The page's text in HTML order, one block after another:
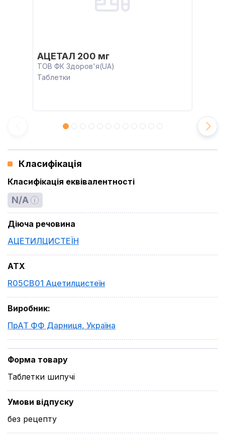
АЦЕТАЛ 200 мг
ТОВ ФК Здоров'я(UA)
Таблетки
Класифікація
Класифікація еквівалентності
N/A
Діюча речовина
АЦЕТИЛЦИСТЕЇН
ATX
R05CB01 Ацетилцистеїн
Виробник:
ПрАТ ФФ Дарниця, Україна
Форма товару
Таблетки шипучі
Умови відпуску
без рецепту